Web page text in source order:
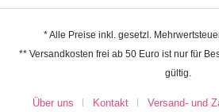
* Alle Preise inkl. gesetzl.
** Versandkosten frei ab 50 Euro ist nur für
gültig.
Über uns Kontakt Versand- und